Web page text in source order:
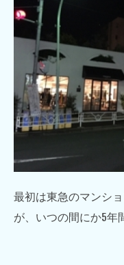
最初は東急のマンシ
が、いつの間にか5年